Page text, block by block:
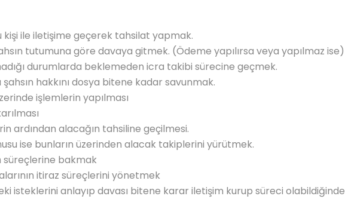
kişi ile iletişime geçerek tahsilat yapmak.
tutumuna göre davaya gitmek. (Ödeme yapılırsa veya yapılmaz ise)
durumlarda beklemeden icra takibi sürecine geçmek.
hakkını dosya bitene kadar savunmak.
işlemlerin yapılması
ardından alacağın tahsiline geçilmesi.
ise bunların üzerinden alacak takiplerini yürütmek.
süreçlerine bakmak
itiraz süreçlerini yönetmek
isteklerini anlayıp davası bitene karar iletişim kurup süreci olabildiğinde